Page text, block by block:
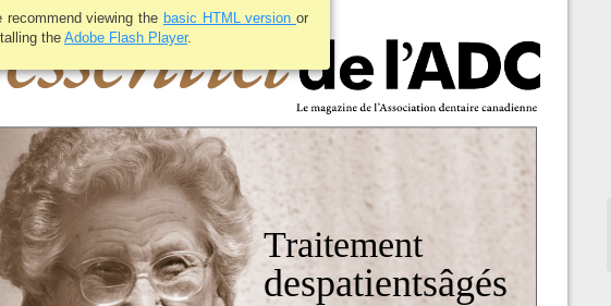
Traitement
despatientsâgés
recommend viewing the basic HTML versionor
the Adobe Flash Player.